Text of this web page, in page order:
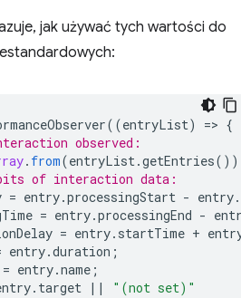
jak używać tych wartości do
((entryList) => {
observed:
. from(entryList.getEntries
of interaction data:
= entry.processingStart - entry.
= entry.processingEnd -
= entry. startTime +
entry.duration ;
= entry.name ;
. target || "(not set)"